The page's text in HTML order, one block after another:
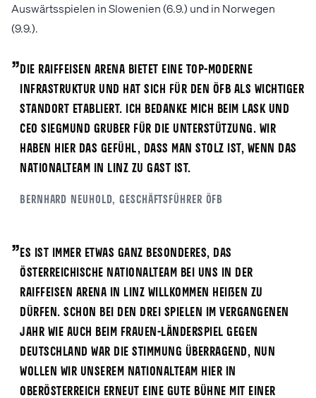
Auswärtsspielen in Slowenien (6.9.) und in Norwegen
(9.9.).
„
Die Raiffeisen Arena bietet eine top-moderne
Infrastruktur und hat sich für den ÖFB als wichtiger
Standort etabliert. Ich bedanke mich beim LASK und
CEO Siegmund Gruber für die Unterstützung. Wir
haben hier das Gefühl, dass man stolz ist, wenn das
Nationalteam in Linz zu Gast ist.
Bernhard Neuhold, Geschäftsführer ÖFB
„
Es ist immer etwas ganz Besonderes, das
österreichische Nationalteam bei uns in der
Raiffeisen Arena in Linz willkommen heißen zu
dürfen. Schon bei den drei Spielen im vergangenen
Jahr wie auch beim Frauen-Länderspiel gegen
Deutschland war die Stimmung überragend, nun
wollen wir unserem Nationalteam hier in
Oberösterreich erneut eine gute Bühne mit einer